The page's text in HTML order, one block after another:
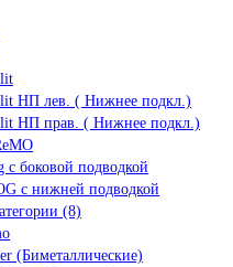
НП лев. ( Нижнее подкл.)
НП прав. ( Нижнее подкл.)
с боковой подводкой
с нижней подводкой
(8)
(Биметаллические)